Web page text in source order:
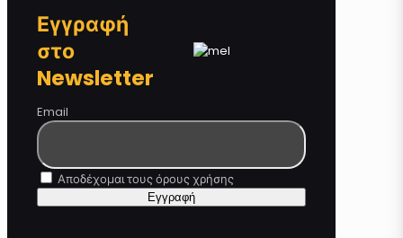
Εγγραφή
στο
Newsletter
Email
Αποδέχομαι τους όρους χρήσης